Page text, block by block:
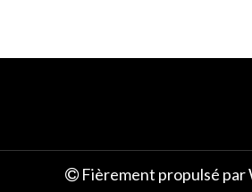
Fièrement propulsé par